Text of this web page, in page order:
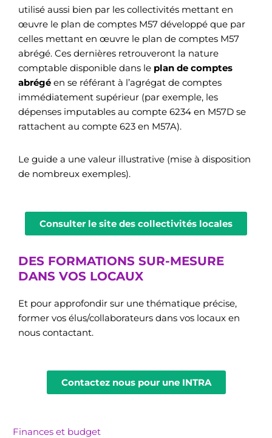
utilisé aussi bien par les collectivités mettant en
œuvre le plan de comptes M57 développé que par
celles mettant en œuvre le plan de comptes M57
abrégé. Ces dernières retrouveront la nature
comptable disponible dans le plan de comptes
abrégé en se référant à l’agrégat de comptes
immédiatement supérieur (par exemple, les
dépenses imputables au compte 6234 en M57D se
rattachent au compte 623 en M57A).
Le guide a une valeur illustrative (mise à disposition
de nombreux exemples).
Consulter le site des collectivités locales
DES FORMATIONS SUR-MESURE
DANS VOS LOCAUX
Et pour approfondir sur une thématique précise,
former vos élus/collaborateurs dans vos locaux en
nous contactant.
Contactez nous pour une INTRA
Finances et budget